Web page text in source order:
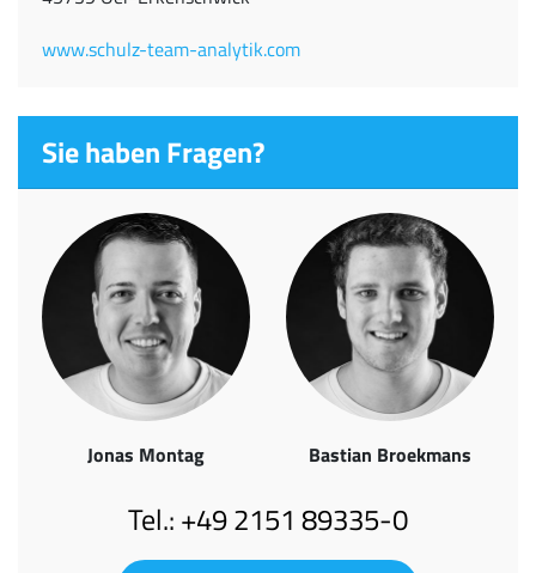
www.schulz-team-analytik.com
Sie haben Fragen?
Jonas Montag Bastian Broekmans
Tel.: +49 2151 89335-0